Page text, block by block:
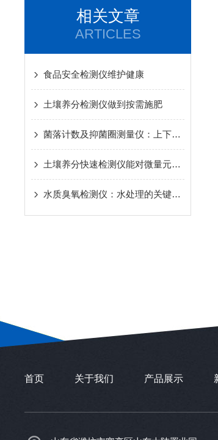
相关文章
ARTICLES
食品安全检测仪维护健康
土壤养分检测仪做到按需施肥
菌落计数及抑菌圈测量仪：上下双光源+1%精细调光提升成像一致性与复现性
土壤养分快速检测仪能对微量元素进行准确检测
水质臭氧检测仪：水处理的关键工具
首页 关于我们 产品展示